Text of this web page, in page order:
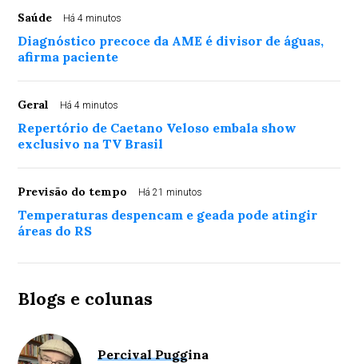
Saúde Há 4 minutos
Diagnóstico precoce da AME é divisor de águas,
afirma paciente
Geral Há 4 minutos
Repertório de Caetano Veloso embala show
exclusivo na TV Brasil
Previsão do tempo Há 21 minutos
Temperaturas despencam e geada pode atingir
áreas do RS
Blogs e colunas
Percival Puggina